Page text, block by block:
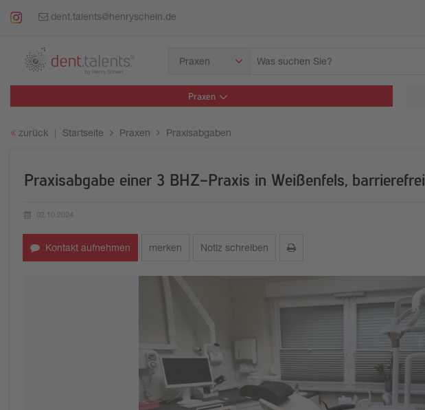
dent.talents@henryschein.de
Praxen
suchen
Sie?
Praxen
zurück Startseite Praxen Praxisabgaben
Praxisabgabe einer 3 BHZ-Praxis in Weißenfels, barrierefrei
02.10.2024
Kontakt aufnehmen merken Notiz schreiben